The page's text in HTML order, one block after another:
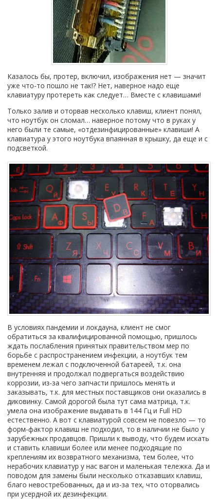
Казалось бы, протер, включил, изображения нет — значит
уже что-то пошло не так!? Нет, наверное надо еще
клавиатуру протереть как следует… Вместе с клавишами!
Только залив и оторвав несколько клавиш, клиент понял,
что ноутбук он сломал… наверное потому что в руках у
него были те самые, «отдезинфицированные» клавиши! А
клавиатура у этого ноутбука впаянная в крышку, да еще и с
подсветкой.
В условиях пандемии и локдауна, клиент не смог
обратиться за квалифицированной помощью, пришлось
ждать послабления принятых правительством мер по
борьбе с распространением инфекции, а ноутбук тем
временем лежал с подключенной батареей, т.к. она
внутренняя и продолжал подвергаться воздействию
коррозии, из-за чего запчасти пришлось менять и
заказывать, т.к. для местных поставщиков они оказались в
диковинку. Самой дорогой была тут сама матрица, т.к.
умела она изображение выдавать в 144 Гц и Full HD
естественно. А вот с клавиатурой совсем не повезло — то
форм-фактор клавиш не подходил, то в наличии не было у
зарубежных продавцов. Пришли к выводу, что будем искать
и ставить клавиши более или менее подходящие по
креплениям их возвратного механизма, тем более, что
нерабочих клавиатур у нас вагон и маленькая тележка. Да и
поводом для замены были несколько отказавших клавиш,
благо невостребованных, да и из-за тех, что оторвались
при усердной их дезинфекции.